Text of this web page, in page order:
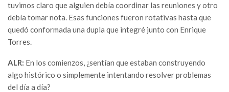
tuvimos claro que alguien debía coordinar las reuniones y otro
debía tomar nota. Esas funciones fueron rotativas hasta que
quedó conformada una dupla que integré junto con Enrique
Torres.
ALR: En los comienzos, ¿sentían que estaban construyendo
algo histórico o simplemente intentando resolver problemas
del día a día?